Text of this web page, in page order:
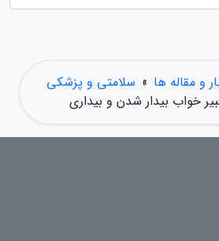
و مقاله ها » سلامتی و پزشکی
خواب بیدار شدن و بیداری